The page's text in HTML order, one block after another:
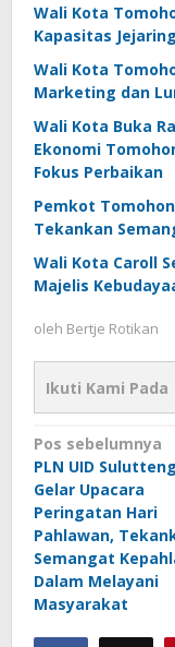
Wali Kota
Kapasitas
Wali Kota
Marketing dan
Wali Kota Buka
Ekonomi
Fokus Perbaikan
Pemkot
Tekankan
Wali Kota Caroll
Majelis
oleh Bertje Rotikan
Ikuti Kami Pada
Navigasi
pos
Pos sebelumnya
PLN UID
Gelar Upacara
Peringatan Hari
Pahlawan,
Semangat
Dalam Melayani
Masyarakat